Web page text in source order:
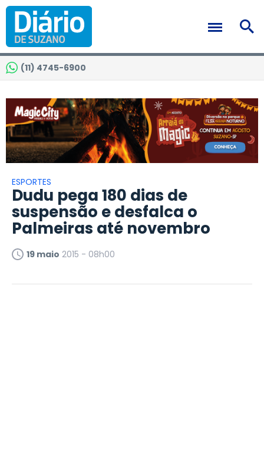
(11) 4745-6900
ESPORTES
Dudu pega 180 dias de
suspensão e desfalca o
Palmeiras até novembro
19 maio 2015 - 08h00